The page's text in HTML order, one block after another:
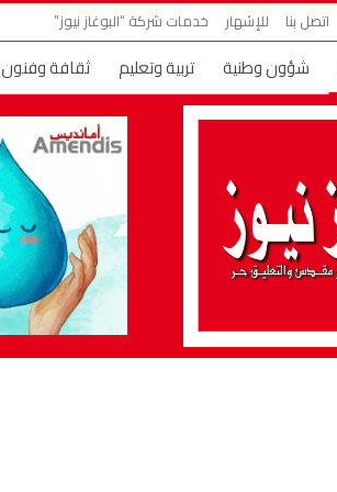
اتصل بنا للإشهار خدمات شركة “البوغاز نيوز”
شؤون وطنية تربية وتعليم ثقافة وفنون